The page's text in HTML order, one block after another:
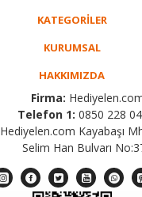
KATEGORİLER
KURUMSAL
HAKKIMIZDA
Firma:
Telefon 1: 0850 228
Hediyelen.com Kayabaşı
Selim Han Bulvarı